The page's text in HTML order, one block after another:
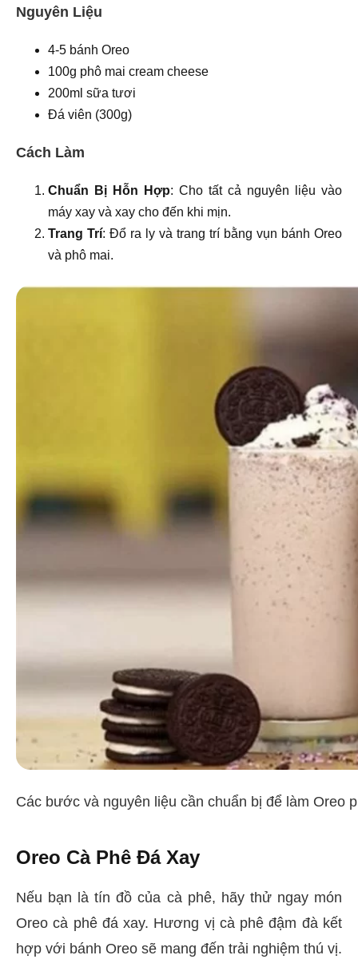
Nguyên Liệu
4-5 bánh Oreo
100g phô mai cream cheese
200ml sữa tươi
Đá viên (300g)
Cách Làm
Chuẩn Bị Hỗn Hợp: Cho tất cả nguyên liệu vào
máy xay và xay cho đến khi mịn.
Trang Trí: Đổ ra ly và trang trí bằng vụn bánh Oreo
và phô mai.
Các bước và nguyên liệu cần chuẩn bị để làm Oreo
Oreo Cà Phê Đá Xay
Nếu bạn là tín đồ của cà phê, hãy thử ngay món
Oreo cà phê đá xay. Hương vị cà phê đậm đà kết
hợp với bánh Oreo sẽ mang đến trải nghiệm thú vị.